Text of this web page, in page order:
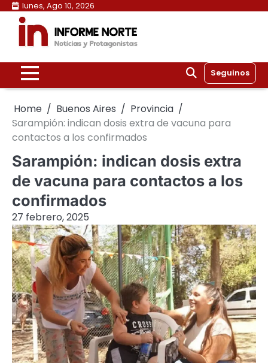
Skip
content
lunes, Ago 10, 2026
Seguinos
Home Buenos Aires
Provincia
Sarampión: indican dosis extra de vacuna para
contactos a los confirmados
Sarampión: indican dosis extra
de vacuna para contactos a los
confirmados
27 febrero, 2025